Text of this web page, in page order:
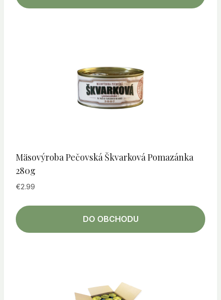
Mäsovýroba Pečovská Škvarková Pomazánka
280g
€2.99
DO OBCHODU